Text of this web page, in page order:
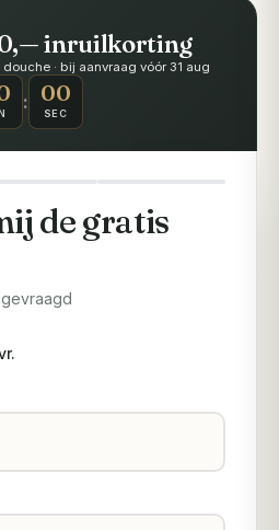
inruilkorting
· bij aanvraag vóór 31 aug
: 00
SEC
de gratis